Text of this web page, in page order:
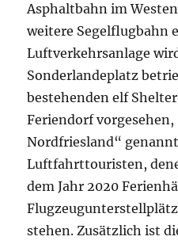
Asphaltbahn im
weitere Segelflugbahn
Luftverkehrsanlage
Sonderlandeplatz
bestehenden elf
Feriendorf
Nordfriesland“
Luftfahrttouristen,
dem Jahr 2020
stehen. Zusätzlich ist